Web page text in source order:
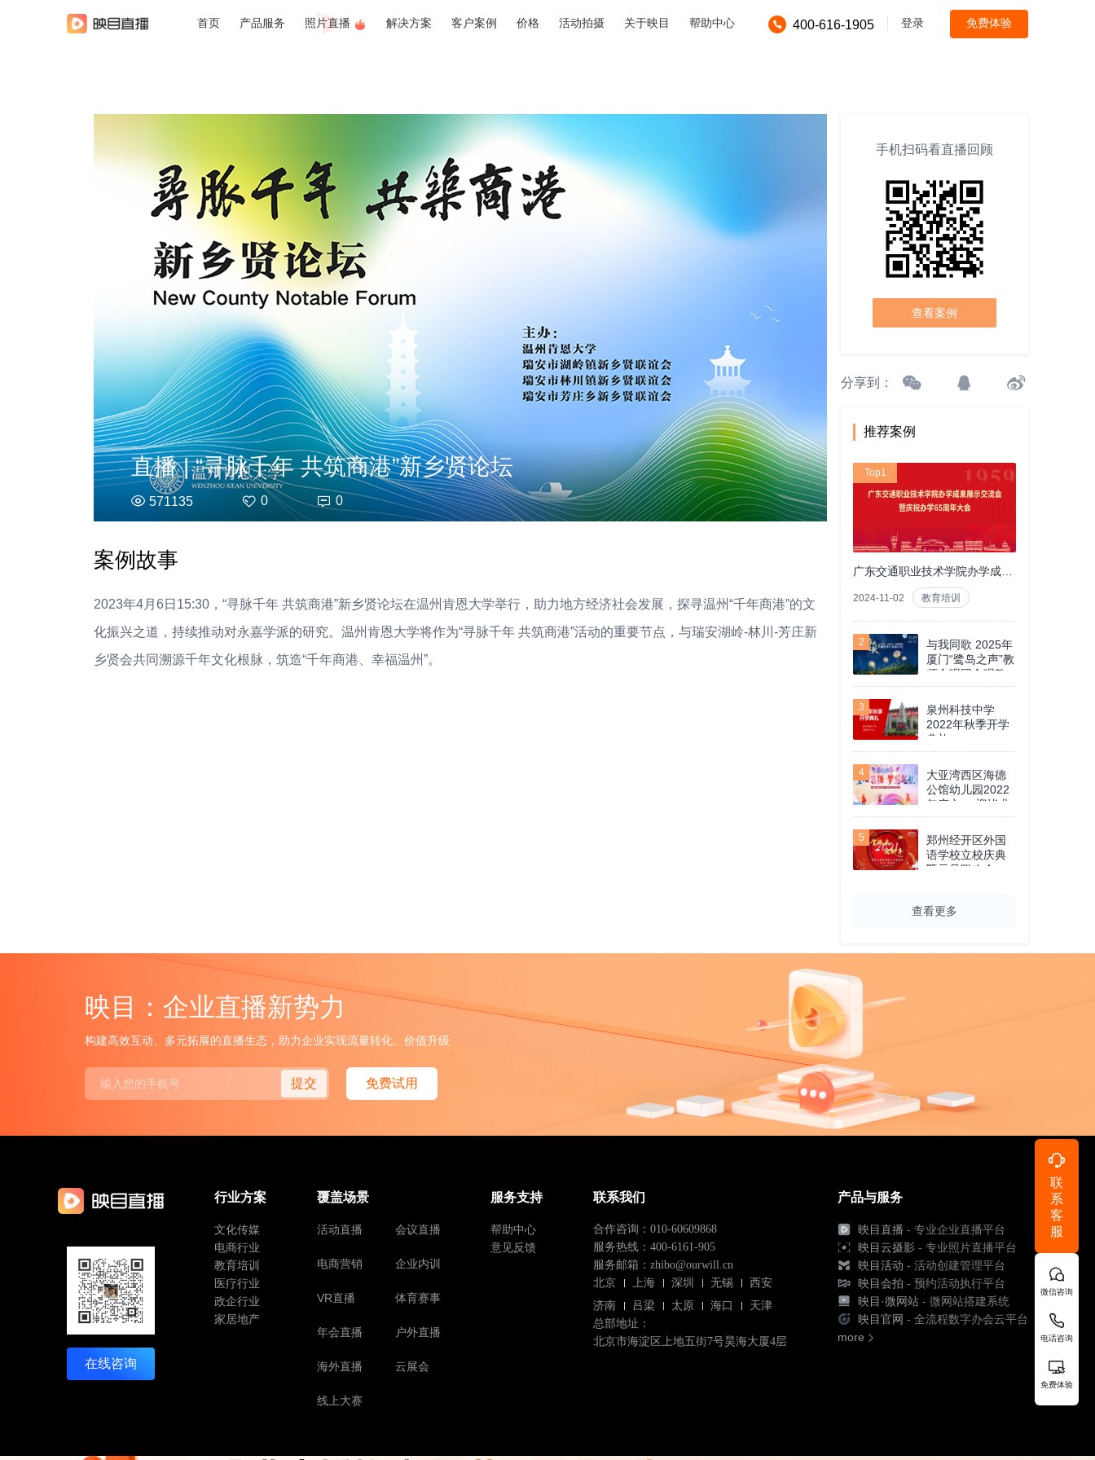
首页 产品服务 照片直播 解决方案 客户案例 价格 活动拍摄 关于映目 帮助中心 400-616-1905 登录 免费体验
直播 | “寻脉千年 共筑商港”新乡贤论坛
571135 0 0
案例故事
2023年4月6日15:30，“寻脉千年 共筑商港”新乡贤论坛在温州肯恩大学举行，助力地方经济社会发展，探寻温州“千年商港”的文
化振兴之道，持续推动对永嘉学派的研究。温州肯恩大学将作为“寻脉千年 共筑商港”活动的重要节点，与瑞安湖岭-林川-芳庄新
乡贤会共同溯源千年文化根脉，筑造“千年商港、幸福温州”。
手机扫码看直播回顾
查看案例
分享到：
推荐案例
Top1
2024-11-02 教育培训
2
与我同歌 2025年
厦门“鹭岛之声”教
师合唱团合唱教
育汇报音乐会
3
泉州科技中学
2022年秋季开学
典礼
4
大亚湾西区海德
公馆幼儿园2022
年庆六一·迎毕业
文艺汇演活动
5
郑州经开区外国
语学校立校庆典
暨元旦联欢会
查看更多
映目：企业直播新势力
构建高效互动、多元拓展的直播生态，助力企业实现流量转化、价值升级
提交 免费试用
在线咨询
行业方案
文化传媒
电商行业
教育培训
医疗行业
政企行业
家居地产
覆盖场景
活动直播 会议直播
电商营销 企业内训
VR直播 体育赛事
年会直播 户外直播
海外直播 云展会
线上大赛
服务支持
帮助中心
意见反馈
联系我们
合作咨询：010-60609868
服务热线：400-6161-905
服务邮箱：zhibo@ourwill.cn
北京
上海 深圳 无锡
西安
济南
吕梁 太原 海口
天津
总部地址：
北京市海淀区上地五街7号昊海大厦4层
产品与服务
映目直播 - 专业企业直播平台
映目云摄影 - 专业照片直播平台
映目活动 - 活动创建管理平台
映目会拍 - 预约活动执行平台
映目·微网站 - 微网站搭建系统
映目官网 - 全流程数字办会云平台
more
联
系
客
服
微信咨询
电话咨询
免费体验